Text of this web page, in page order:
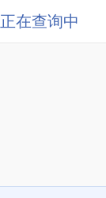
正在查询中